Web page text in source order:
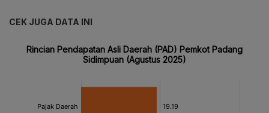
CEK JUGA DATA INI